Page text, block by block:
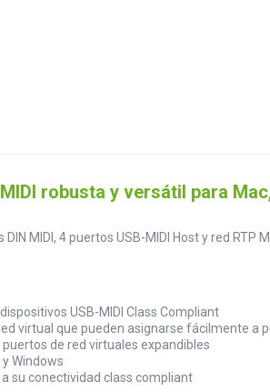
robusta y versátil para
MIDI, 4 puertos USB-MIDI Host y red RTP
USB-MIDI Class Compliant
virtual que pueden asignarse fácilmente a
de red virtuales expandibles
Windows
su conectividad class compliant